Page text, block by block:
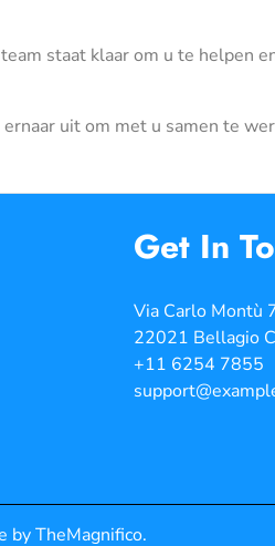
staat klaar om u te helpen
uit om met u samen te
Get In
Via Carlo Montù
22021 Bellagio
+11 6254 7855
by TheMagnifico.